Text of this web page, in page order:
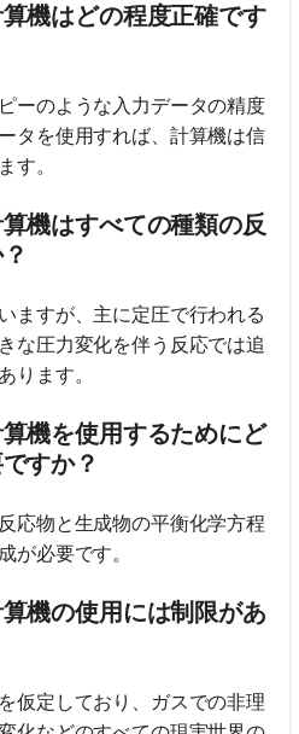
機はどの程度正確です
ーのような入力データの精度
タを使用すれば、計算機は信
す。
機はすべての種類の反
ますが、主に定圧で行われる
な圧力変化を伴う反応では追
ります。
機を使用するためにど
すか？
応物と生成物の平衡化学方程
が必要です。
機の使用には制限があ
仮定しており、ガスでの非理